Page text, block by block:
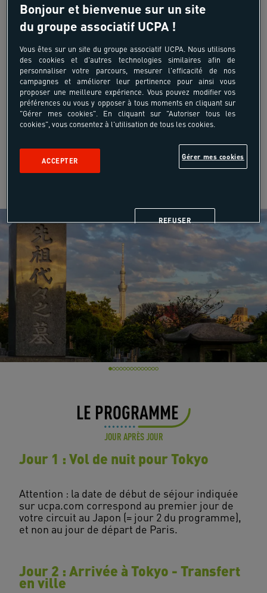
LE PROGRAMME
JOUR APRÈS JOUR
Jour 1 : Vol de nuit pour Tokyo
Attention : la date de début de séjour indiquée
sur ucpa.com correspond au premier jour de
votre circuit au Japon (= jour 2 du programme),
Jour 2 : Arrivée à Tokyo - Transfert
en ville
Bonjour et bienvenue sur un site
du groupe associatif UCPA !
Vous êtes sur un site du groupe associatif UCPA. Nous utilisons
des cookies et d'autres technologies similaires afin de
personnaliser votre parcours, mesurer l'efficacité de nos
campagnes et améliorer leur pertinence pour ainsi vous
proposer une meilleure expérience. Vous pouvez modifier vos
préférences ou vous y opposer à tous moments en cliquant sur
"Gérer mes cookies". En cliquant sur "Autoriser tous les
cookies", vous consentez à l'utilisation de tous les cookies.
Gérer mes cookies
REFUSER
ACCEPTER